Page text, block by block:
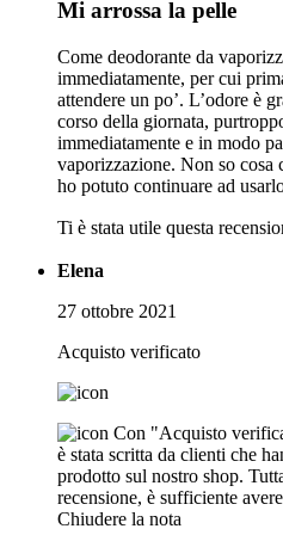
Mi arrossa la pelle
Come deodorante da
immediatamente, per cui
attendere un po’. L’odore è
corso della giornata,
immediatamente e in modo
vaporizzazione. Non so cosa
ho potuto continuare ad
Ti è stata utile questa
Elena
27 ottobre 2021
Acquisto verificato
Con "Acquisto
è stata scritta da clienti che
prodotto sul nostro shop.
recensione, è sufficiente
Chiudere la nota